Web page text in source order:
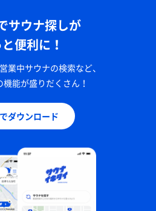
サウナ探しが
便利に！
業中サウナの検索など、
能が盛りだくさん！
ダウンロード